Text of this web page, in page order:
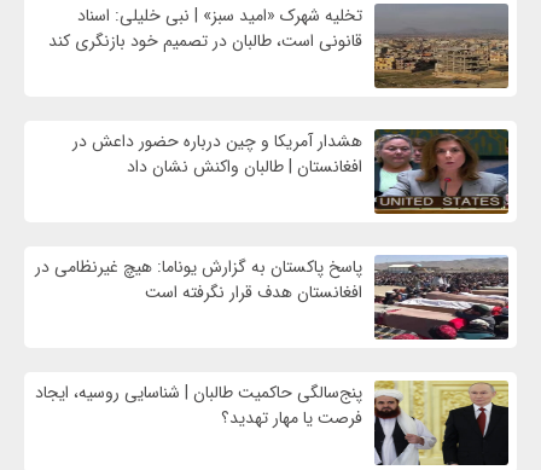
تخلیه شهرک «امید سبز» | نبی خلیلی: اسناد
قانونی است، طالبان در تصمیم خود بازنگری کند
هشدار آمریکا و چین درباره حضور داعش در
افغانستان | طالبان واکنش نشان داد
پاسخ پاکستان به گزارش یوناما: هیچ غیرنظامی در
افغانستان هدف قرار نگرفته است
پنج‌سالگی حاکمیت طالبان | شناسایی روسیه، ایجاد
فرصت‌ یا مهار تهدید؟